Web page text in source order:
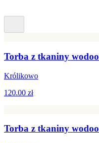
Torba z tkaniny
Królikowo
120.00 zł
Torba z tkaniny